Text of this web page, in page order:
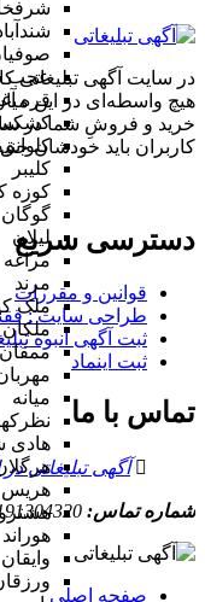
عجب
قره
کلوانق
کلیبر
کوزه
گوگان
لیلان
مراغه
مرند
ملک
ملکان
ممقان
میانه
هادی
هریس
هوراند
وایقان
در سایت آگهی تبلیغاتی
هیچ واسطه‌ای در این
خرید و فروشِ شما در
کاربران باید خودشان
دسترسی سریع
قوانین و مقررات
طراحی سایت :
ثبت آگهی انبوه
ثبت اینماد
تماس با ما
آگهی تبلیغاتی در
شماره تماس:
صفحه اصلی